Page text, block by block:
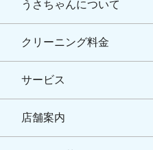
うさちゃんについて
クリーニング料金
サービス
店舗案内